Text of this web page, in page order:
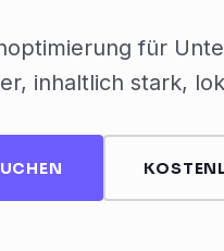
für
inhaltlich stark,